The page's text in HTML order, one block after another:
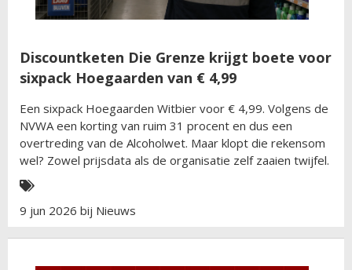
Discountketen Die Grenze krijgt boete voor
sixpack Hoegaarden van € 4,99
Een sixpack Hoegaarden Witbier voor € 4,99. Volgens de
NVWA een korting van ruim 31 procent en dus een
overtreding van de Alcoholwet. Maar klopt die rekensom
wel? Zowel prijsdata als de organisatie zelf zaaien twijfel.
9 jun 2026 bij Nieuws